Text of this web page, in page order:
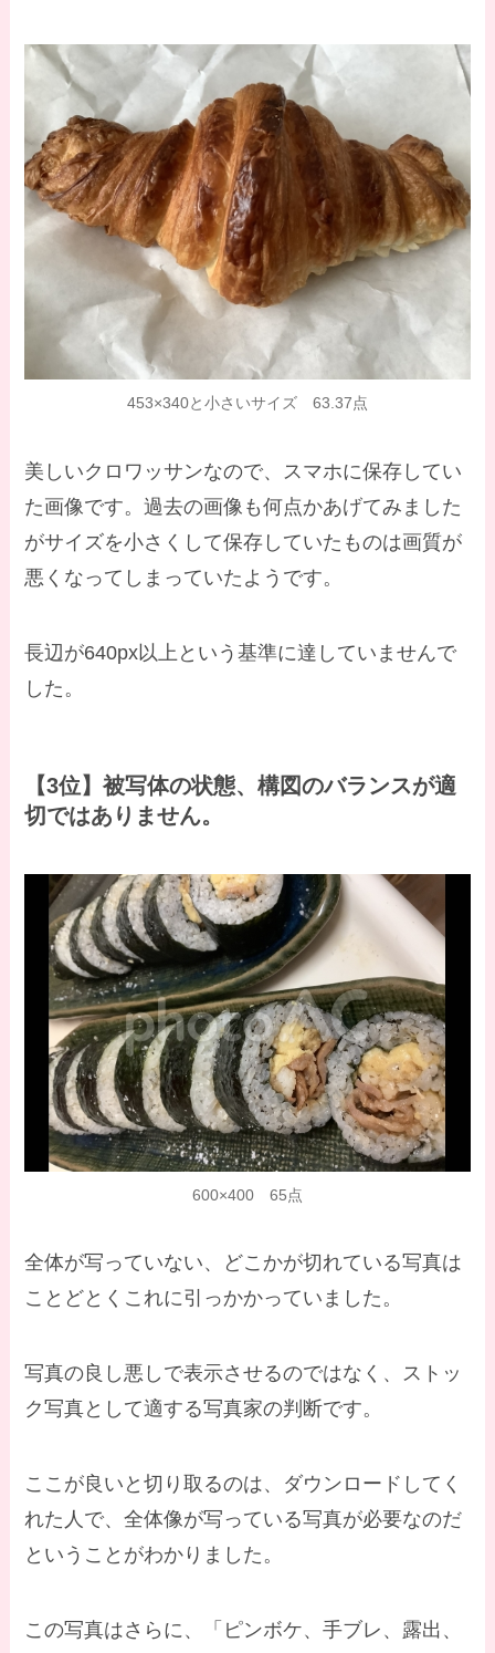
453×340と小さいサイズ 63.37点
美しいクロワッサンなので、スマホに保存してい
た画像です。過去の画像も何点かあげてみました
がサイズを小さくして保存していたものは画質が
悪くなってしまっていたようです。
長辺が640px以上という基準に達していませんで
した。
【3位】被写体の状態、構図のバランスが適
切ではありません。
600×400 65点
全体が写っていない、どこかが切れている写真は
ことどとくこれに引っかかっていました。
写真の良し悪しで表示させるのではなく、ストッ
ク写真として適する写真家の判断です。
ここが良いと切り取るのは、ダウンロードしてく
れた人で、全体像が写っている写真が必要なのだ
ということがわかりました。
この写真はさらに、「ピンボケ、手ブレ、露出、